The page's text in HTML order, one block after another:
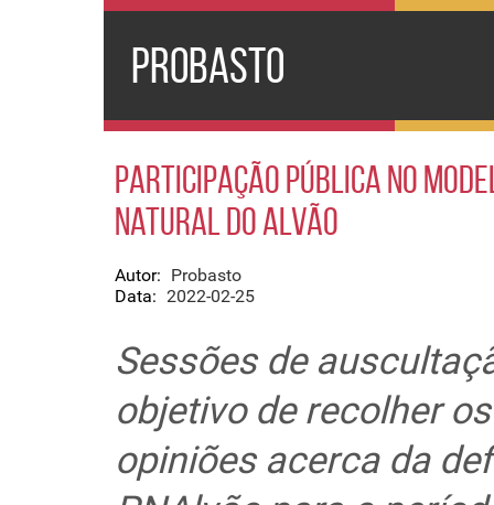
PROBASTO
Participação Pública no
Natural do Alvão
Autor: Probasto
Data: 2022-02-25
Sessões de
objetivo de recolher
opiniões acerca da